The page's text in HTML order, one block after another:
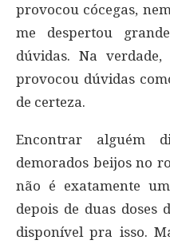
provocou cócegas,
me despertou
dúvidas. Na
provocou dúvidas
de certeza.
Encontrar alguém
demorados beijos no
não é exatamente
depois de duas doses
disponível pra isso.